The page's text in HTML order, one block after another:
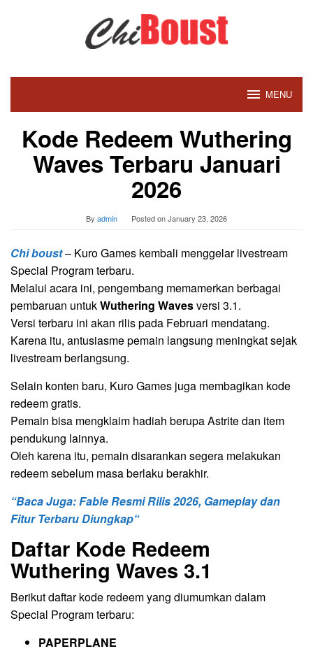
MENU
Kode Redeem Wuthering
Waves Terbaru Januari
2026
By admin Posted onJanuary 23, 2026
Chi boust– Kuro Games kembali menggelar livestream
Special Program terbaru.
Melalui acara ini, pengembang memamerkan berbagai
pembaruan untukWuthering Wavesversi 3.1.
Versi terbaru ini akan rilis pada Februari mendatang.
Karena itu, antusiasme pemain langsung meningkat sejak
livestream berlangsung.
Selain konten baru, Kuro Games juga membagikan kode
redeem gratis.
Pemain bisa mengklaim hadiah berupa Astrite dan item
pendukung lainnya.
Oleh karena itu, pemain disarankan segera melakukan
redeem sebelum masa berlaku berakhir.
“Baca Juga: Fable Resmi Rilis 2026, Gameplay dan
Fitur Terbaru Diungkap“
Daftar Kode Redeem
Wuthering Waves 3.1
Berikut daftar kode redeem yang diumumkan dalam
Special Program terbaru:
PAPERPLANE